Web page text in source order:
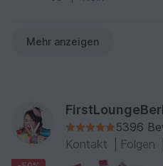
Mehr anzeigen
5396
Kontakt
Folgen